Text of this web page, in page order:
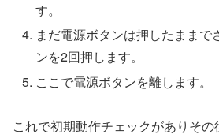
す。
まだ電源ボタンは押したままで
ンを2回押します。
ここで電源ボタンを離します。
これで初期動作チェックがありそ